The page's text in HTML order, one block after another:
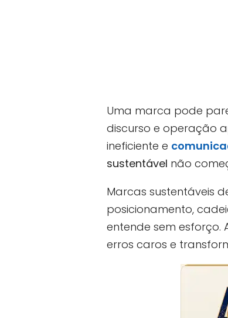
Uma marca pode
discurso e operação
ineficiente e
sustentável não
Marcas sustentáveis
posicionamento,
entende sem esforço.
erros caros e